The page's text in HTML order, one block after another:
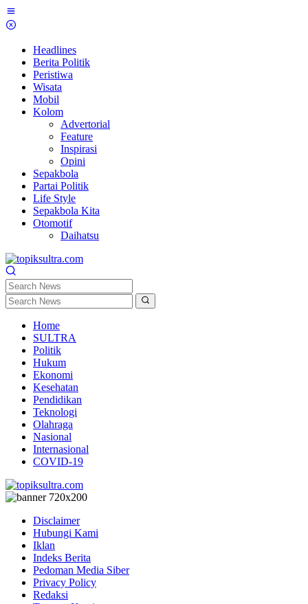
Skip
to
Headlines
Berita Politik
Peristiwa
Wisata
Mobil
Kolom
Advertorial
Feature
Inspirasi
Opini
Sepakbola
Partai Politik
Life Style
Sepakbola Kita
Otomotif
Daihatsu
Home
SULTRA
Politik
Hukum
Ekonomi
Kesehatan
Pendidikan
Teknologi
Olahraga
Nasional
Internasional
COVID-19
Disclaimer
Hubungi Kami
Iklan
Indeks Berita
Pedoman Media Siber
Privacy Policy
Redaksi